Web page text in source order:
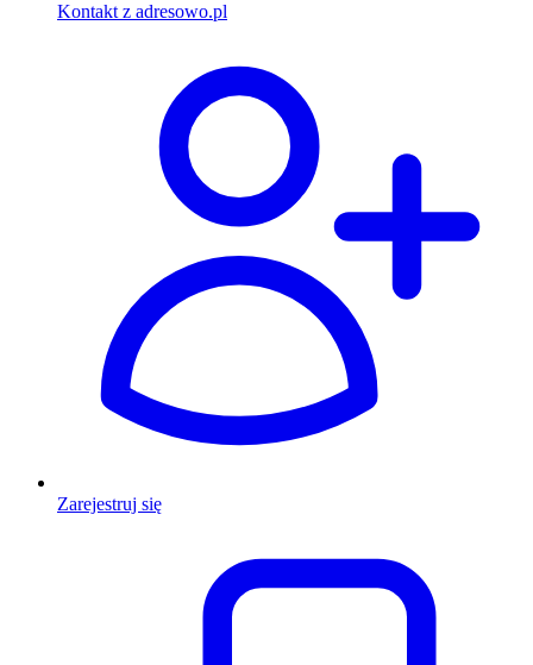
Kontakt z adresowo.pl
Zarejestruj się